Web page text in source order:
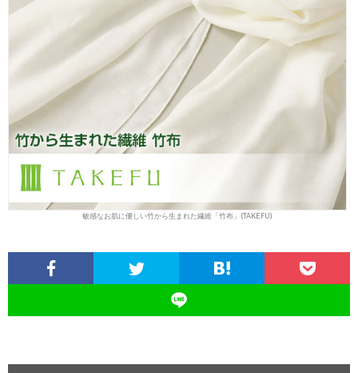
敏感なお肌に優しい竹から生まれた繊維「竹布」(TAKEFU)